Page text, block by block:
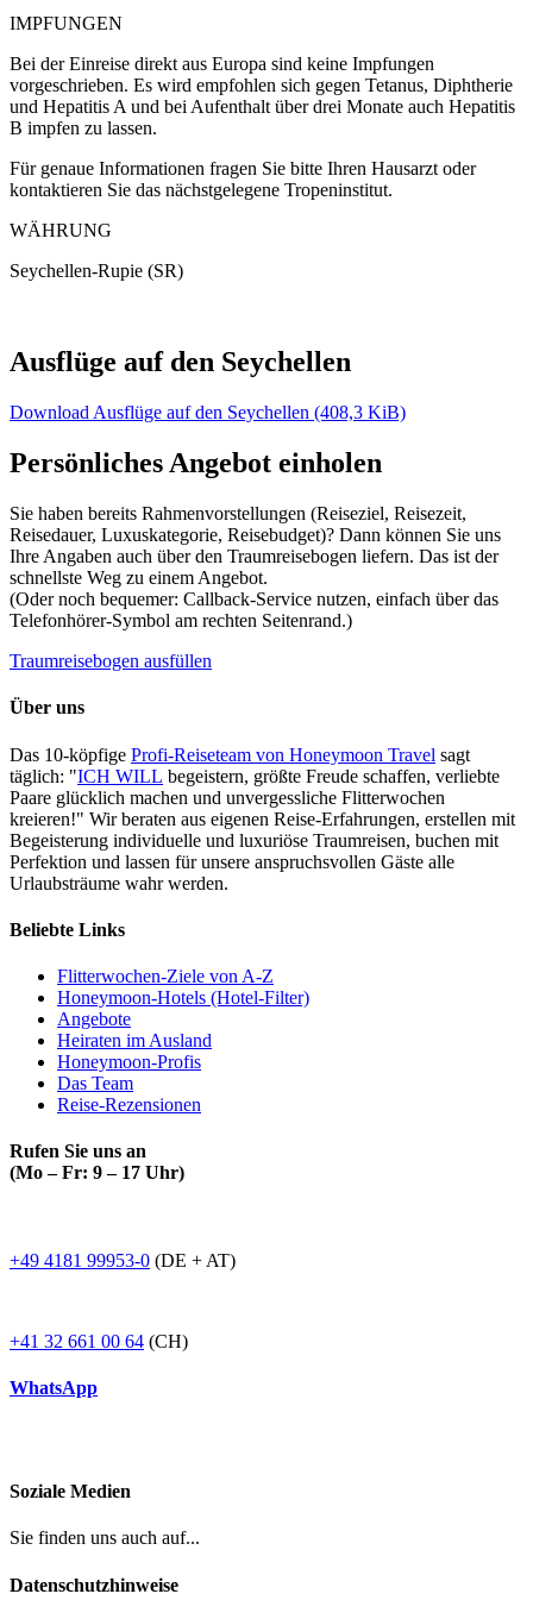
IMPFUNGEN
Bei der Einreise direkt aus Europa sind keine Impfungen
vorgeschrieben. Es wird empfohlen sich gegen Tetanus, Diphtherie
und Hepatitis A und bei Aufenthalt über drei Monate auch Hepatitis
B impfen zu lassen.
Für genaue Informationen fragen Sie bitte Ihren Hausarzt oder
kontaktieren Sie das nächstgelegene Tropeninstitut.
WÄHRUNG
Seychellen-Rupie (SR)
Ausflüge auf den Seychellen
Download Ausflüge auf den Seychellen (408,3 KiB)
Persönliches Angebot einholen
Sie haben bereits Rahmenvorstellungen (Reiseziel, Reisezeit,
Reisedauer, Luxuskategorie, Reisebudget)? Dann können Sie uns
Ihre Angaben auch über den Traumreisebogen liefern. Das ist der
schnellste Weg zu einem Angebot.
(Oder noch bequemer: Callback-Service nutzen, einfach über das
Telefonhörer-Symbol am rechten Seitenrand.)
Traumreisebogen ausfüllen
Über uns
Das 10-köpfige Profi-Reiseteam von Honeymoon Travel sagt
täglich: "ICH WILL begeistern, größte Freude schaffen, verliebte
Paare glücklich machen und unvergessliche Flitterwochen
kreieren!" Wir beraten aus eigenen Reise-Erfahrungen, erstellen mit
Begeisterung individuelle und luxuriöse Traumreisen, buchen mit
Perfektion und lassen für unsere anspruchsvollen Gäste alle
Urlaubsträume wahr werden.
Beliebte Links
Flitterwochen-Ziele von A-Z
Honeymoon-Hotels (Hotel-Filter)
Angebote
Heiraten im Ausland
Honeymoon-Profis
Das Team
Reise-Rezensionen
Rufen Sie uns an
(Mo – Fr: 9 – 17 Uhr)
+49 4181 99953-0 (DE + AT)
+41 32 661 00 64 (CH)
WhatsApp
Soziale Medien
Sie finden uns auch auf...
Datenschutzhinweise